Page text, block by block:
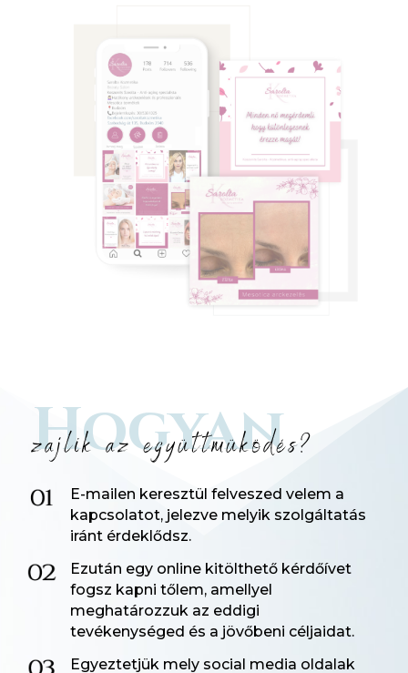
Hogyan
zajlik az együttmüködés?
E-mailen keresztül felveszed velem a
kapcsolatot, jelezve melyik szolgáltatás
iránt érdeklődsz.
Ezután egy online kitölthető kérdőívet
fogsz kapni tőlem, amellyel
meghatározzuk az eddigi
tevékenységed és a jövőbeni céljaidat.
Egyeztetjük mely social media oldalak